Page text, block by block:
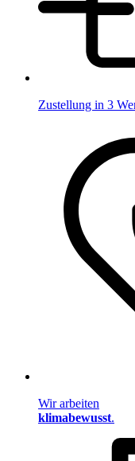
Zustellung in 3
Wir arbeiten
klimabewusst.